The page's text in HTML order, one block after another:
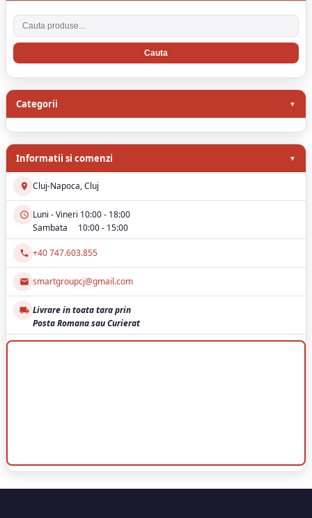
Cauta produse
Categorii
Informatii si comenzi
Cluj-Napoca, Cluj
Luni - Vineri 10:00 - 18:00
Sambata 10:00 - 15:00
+40 747.603.855
smartgroupcj@gmail.com
Livrare in toata tara prin
Posta Romana sau Curierat